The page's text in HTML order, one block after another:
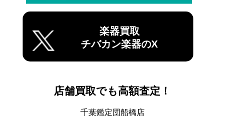
楽器買取
チバカン楽器のX
店舗買取でも高額査定！
千葉鑑定団船橋店